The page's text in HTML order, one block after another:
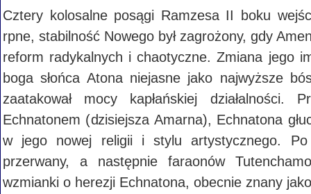
Cztery kolosalne posągi Ramzesa II boku
rpne, stabilność Nowego był zagrożony, gdy
reform radykalnych i chaotyczne. Zmiana jego
boga słońca Atona niejasne jako najwyższe
zaatakował mocy kapłańskiej
Echnatonem (dzisiejsza Amarna), Echnatona
w jego nowej religii i stylu artystycznego.
przerwany, a następnie faraonów
wzmianki o herezji Echnatona, obecnie znany